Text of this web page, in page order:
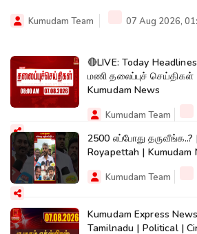
Kumudam Team 07 Aug 2026,
🔴LIVE: Today
மணி தலைப்புச் செய்திகள்
Kumudam News
Kumudam Team
2500 எப்போது
Royapettah | Kumudam
Kumudam Team
Kumudam Express
Tamilnadu | Political |